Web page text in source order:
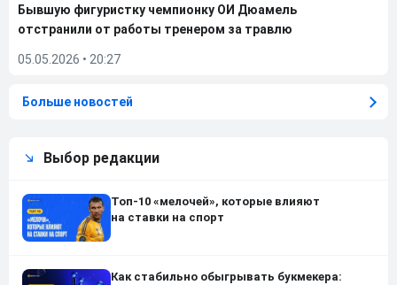
Бывшую фигуристку чемпионку ОИ Дюамель
отстранили от работы тренером за травлю
05.05.2026 • 20:27
Больше новостей
Выбор редакции
Топ-10 «мелочей», которые влияют
на ставки на спорт
Как стабильно обыгрывать букмекера: